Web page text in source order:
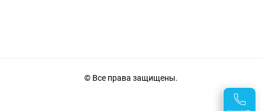
© Все права защищены.